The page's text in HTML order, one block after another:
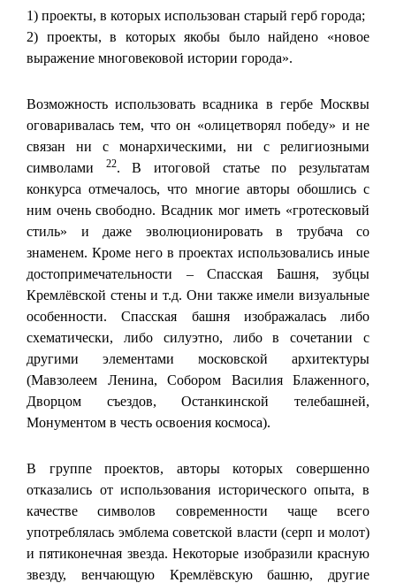
1) проекты, в которых использован старый герб города;
2) проекты, в которых якобы было найдено «новое
выражение многовековой истории города».
Возможность использовать всадника в гербе Москвы
оговаривалась тем, что он «олицетворял победу» и не
связан ни с монархическими, ни с религиозными
символами
22. В итоговой статье по результатам
конкурса отмечалось, что многие авторы обошлись с
ним очень свободно. Всадник мог иметь «гротесковый
стиль» и даже эволюционировать в трубача со
знаменем. Кроме него в проектах использовались иные
достопримечательности – Спасская Башня, зубцы
Кремлёвской стены и т.д. Они также имели визуальные
особенности. Спасская башня изображалась либо
схематически, либо силуэтно, либо в сочетании с
другими элементами московской архитектуры
(Мавзолеем Ленина, Собором Василия Блаженного,
Дворцом съездов, Останкинской телебашней,
Монументом в честь освоения космоса).
В группе проектов, авторы которых совершенно
отказались от использования исторического опыта, в
качестве символов современности чаще всего
употреблялась эмблема советской власти (серп и молот)
и пятиконечная звезда. Некоторые изобразили красную
звезду, венчающую Кремлёвскую башню, другие